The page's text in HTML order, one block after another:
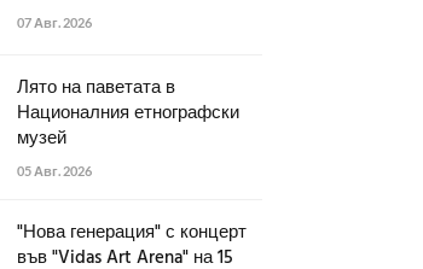
07 Авг. 2026
Лято на паветата в
Националния етнографски
музей
05 Авг. 2026
"Нова генерация" с концерт
във "Vidas Art Arena" на 15